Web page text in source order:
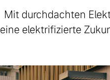
Mit durchdachten
eine elektrifizierte